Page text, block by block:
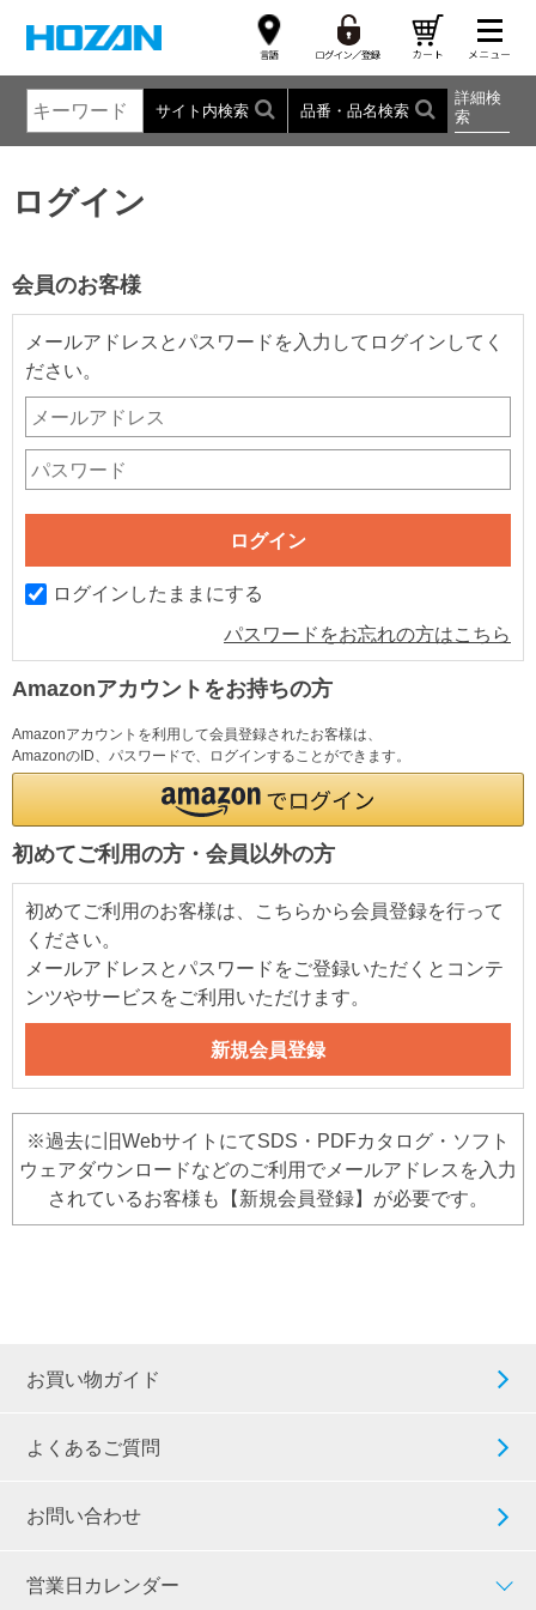
サイト内検索 品番・品名検索
詳細検
索
ログイン
会員のお客様
メールアドレスとパスワードを入力してログインしてく
ださい。
ログインしたままにする
パスワードをお忘れの方はこちら
Amazonアカウントをお持ちの方
Amazonアカウントを利用して会員登録されたお客様は、
AmazonのID、パスワードで、ログインすることができます。
初めてご利用の方・会員以外の方
初めてご利用のお客様は、こちらから会員登録を行って
ください。
メールアドレスとパスワードをご登録いただくとコンテ
ンツやサービスをご利用いただけます。
※過去に旧WebサイトにてSDS・PDFカタログ・ソフト
ウェアダウンロードなどのご利用でメールアドレスを入力
されているお客様も【新規会員登録】が必要です。
お買い物ガイド
よくあるご質問
お問い合わせ
営業日カレンダー